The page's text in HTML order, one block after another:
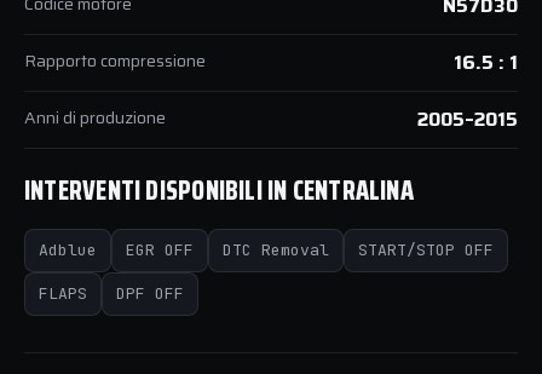
Rapporto compressione 16.5 : 1
Anni di produzione 2005–2015
INTERVENTI DISPONIBILI IN CENTRALINA
Adblue EGR OFF DTC Removal START/STOP OFF
FLAPS DPF OFF